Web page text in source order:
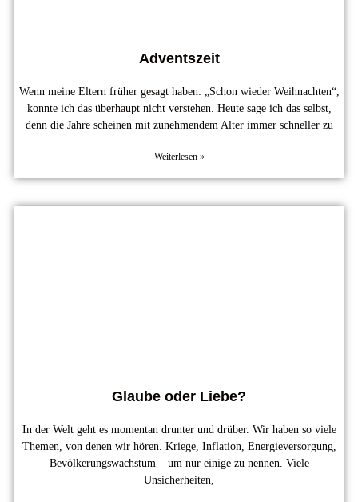
Adventszeit
Wenn meine Eltern früher gesagt haben: „Schon wieder Weihnachten“,
konnte ich das überhaupt nicht verstehen. Heute sage ich das selbst,
denn die Jahre scheinen mit zunehmendem Alter immer schneller zu
Weiterlesen »
Glaube oder Liebe?
In der Welt geht es momentan drunter und drüber. Wir haben so viele
Themen, von denen wir hören. Kriege, Inflation, Energieversorgung,
Bevölkerungswachstum – um nur einige zu nennen. Viele
Unsicherheiten,